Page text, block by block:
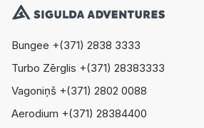
Bungee +(371) 2838 3333
Turbo Zērglis +(371) 28383333
Vagoniņš +(371) 2802 0088
Aerodium +(371) 28384400